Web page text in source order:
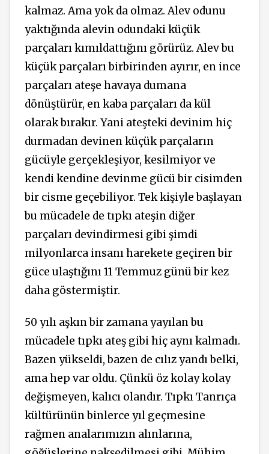
kalmaz. Ama yok da olmaz. Alev odunu
yaktığında alevin odundaki küçük
parçaları kımıldattığını görürüz. Alev bu
küçük parçaları birbirinden ayırır, en ince
parçaları ateşe havaya dumana
dönüştürür, en kaba parçaları da kül
olarak bırakır. Yani ateşteki devinim hiç
durmadan devinen küçük parçaların
gücüyle gerçekleşiyor, kesilmiyor ve
kendi kendine devinme gücü bir cisimden
bir cisme geçebiliyor. Tek kişiyle başlayan
bu mücadele de tıpkı ateşin diğer
parçaları devindirmesi gibi şimdi
milyonlarca insanı harekete geçiren bir
güce ulaştığını 11 Temmuz günü bir kez
daha göstermiştir.
50 yılı aşkın bir zamana yayılan bu
mücadele tıpkı ateş gibi hiç aynı kalmadı.
Bazen yükseldi, bazen de cılız yandı belki,
ama hep var oldu. Çünkü öz kolay kolay
değişmeyen, kalıcı olandır. Tıpkı Tanrıça
kültürünün binlerce yıl geçmesine
rağmen analarımızın alınlarına,